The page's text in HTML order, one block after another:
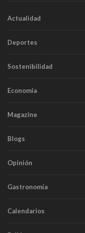
Actualidad
Deportes
Sostenibilidad
Economía
Magazine
Blogs
Opinión
Gastronomía
Calendarios